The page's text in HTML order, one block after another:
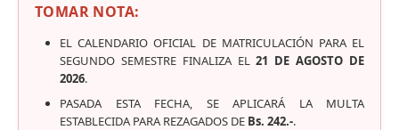
TOMAR NOTA:
EL CALENDARIO OFICIAL DE MATRICULACIÓN PARA EL
SEGUNDO SEMESTRE FINALIZA EL21 DE AGOSTO DE
2026.
PASADA ESTA FECHA, SE APLICARÁ LA MULTA
ESTABLECIDA PARA REZAGADOS DE Bs. 242.-.